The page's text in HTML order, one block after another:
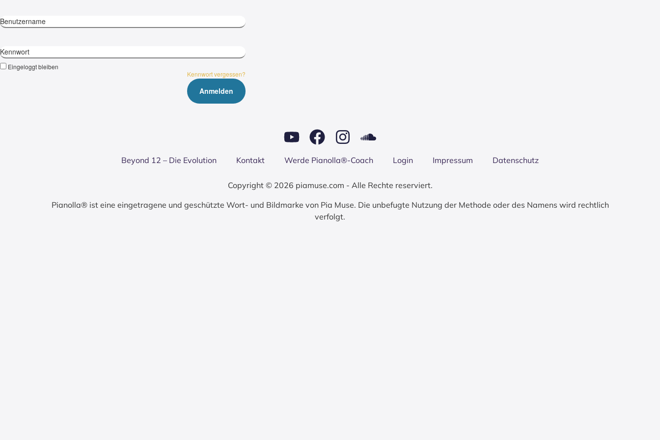
Benutzername
Kennwort
Eingeloggt bleiben
Kennwort vergessen?
Bey­ond 12 – Die Evo­lu­ti­on Kon­takt Wer­de Pianolla®-Coach Log­in Impres­sum Daten­schutz
Copyright © 2026 piamuse.com - Alle Rechte reserviert.
Pianolla® ist eine eingetragene und geschützte Wort- und Bildmarke von Pia Muse. Die unbefugte Nutzung der Methode oder des Namens wird rechtlich
verfolgt.